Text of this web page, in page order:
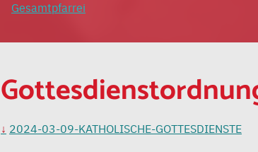
Gesamtpfarrei
2024-03-09-KATHOLISCHE-GOTTESDIENSTE